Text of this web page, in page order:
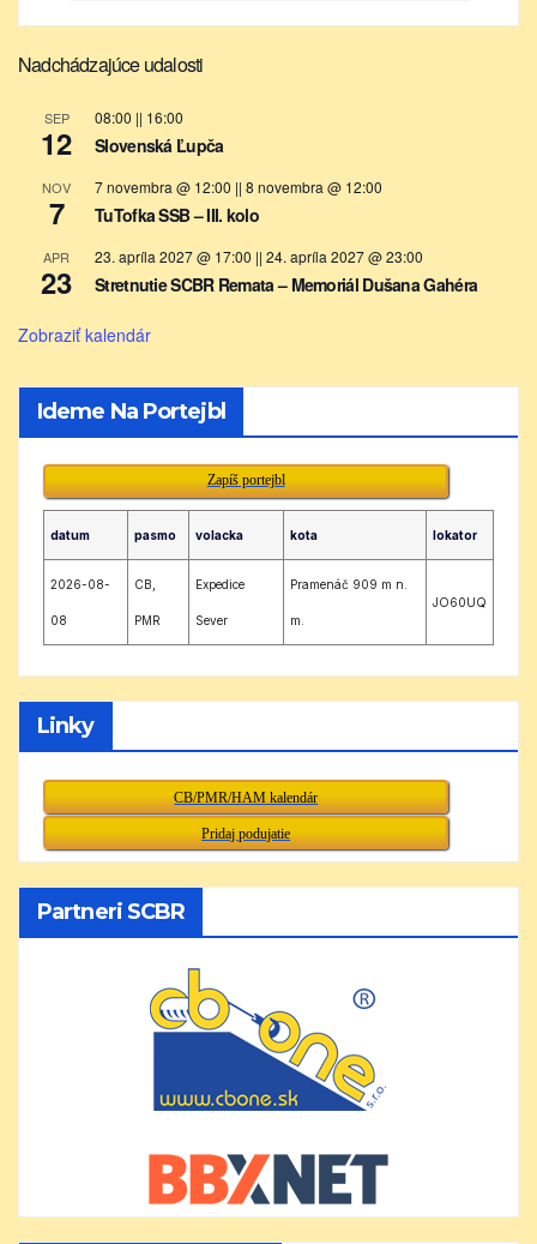
Nadchádzajúce udalosti
SEP
12
08:00 || 16:00
Slovenská Ľupča
NOV
7
7 novembra @ 12:00 || 8 novembra @ 12:00
TuTofka SSB – III. kolo
APR
23
23. apríla 2027 @ 17:00 || 24. apríla 2027 @ 23:00
Stretnutie SCBR Remata – Memoriál Dušana Gahéra
Zobraziť kalendár
Ideme Na Portejbl
Zapíš portejbl
datum pasmo volacka kota lokator
2026-08-
08
CB,
PMR
Expedice
Sever
Pramenáč 909 m n.
m.
JO60UQ
Linky
CB/PMR/HAM kalendár
Pridaj podujatie
Partneri SCBR